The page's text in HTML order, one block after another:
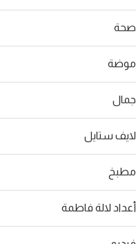
صحة
موضة
جمال
لايف ستايل
مطبخ
أعداد لالة فاطمة